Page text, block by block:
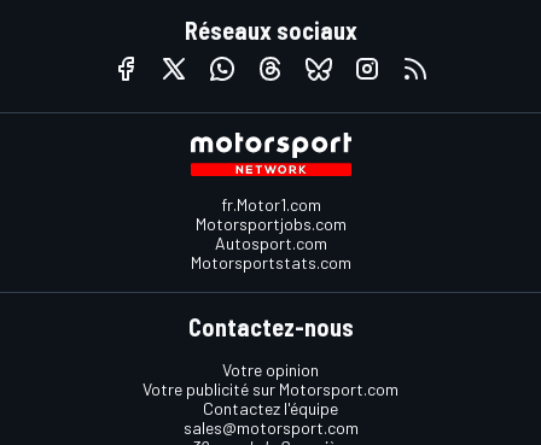
Réseaux sociaux
fr.Motor1.com
Motorsportjobs.com
Autosport.com
Motorsportstats.com
Contactez-nous
Votre opinion
Votre publicité sur Motorsport.com
Contactez l'équipe
sales@motorsport.com